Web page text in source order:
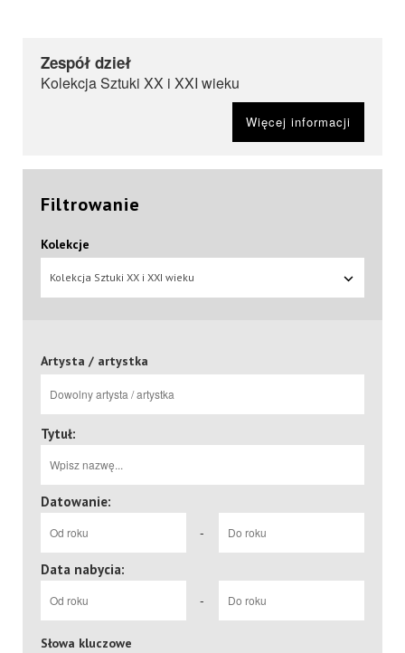
Zespół dzieł
Kolekcja Sztuki XX i XXI wieku
Więcej informacji
Filtrowanie
Kolekcje
Kolekcja Sztuki XX i XXI wieku
Artysta / artystka
Tytuł:
Datowanie:
-
Data nabycia:
-
Słowa kluczowe